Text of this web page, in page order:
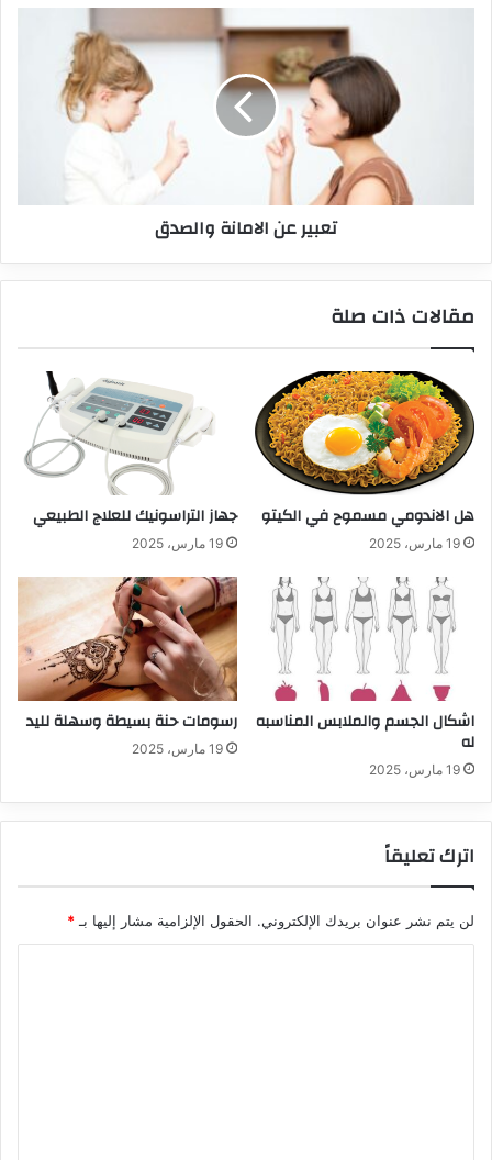
تعبير عن الامانة والصدق
مقالات ذات صلة
هل الاندومي مسموح في الكيتو
19 مارس، 2025
جهاز التراسونيك للعلاج الطبيعي
19 مارس، 2025
اشكال الجسم والملابس المناسبه
له
19 مارس، 2025
رسومات حنة بسيطة وسهلة لليد
19 مارس، 2025
اترك تعليقاً
لن يتم نشر عنوان بريدك الإلكتروني. الحقول الإلزامية مشار إليها بـ *